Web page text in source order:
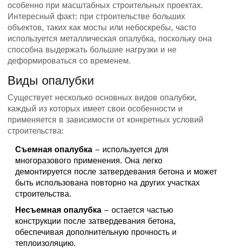
особенно при масштабных строительных проектах.
Интересный факт: при строительстве больших
объектов, таких как мосты или небоскребы, часто
используется металлическая опалубка, поскольку она
способна выдержать большие нагрузки и не
деформироваться со временем.
Виды опалубки
Существует несколько основных видов опалубки,
каждый из которых имеет свои особенности и
применяется в зависимости от конкретных условий
строительства:
Съемная опалубка – используется для
многоразового применения. Она легко
демонтируется после затвердевания бетона и может
быть использована повторно на других участках
строительства.
Несъемная опалубка – остается частью
конструкции после затвердевания бетона,
обеспечивая дополнительную прочность и
теплоизоляцию.